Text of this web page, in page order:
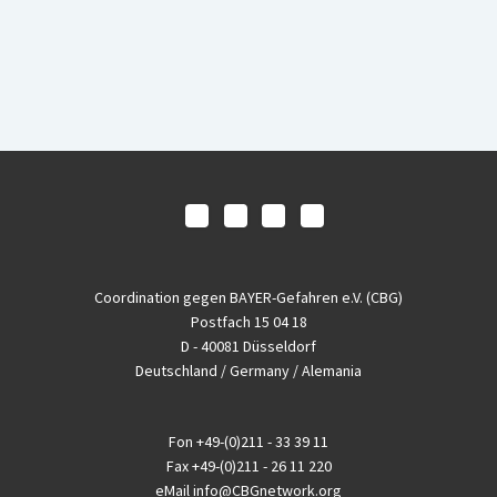
Coordination gegen BAYER-Gefahren e.V. (CBG)
Postfach 15 04 18
D - 40081 Düsseldorf
Deutschland / Germany / Alemania
Fon +49-(0)211 - 33 39 11
Fax+49-(0)211 - 26 11 220
eMailinfo@CBGnetwork.org